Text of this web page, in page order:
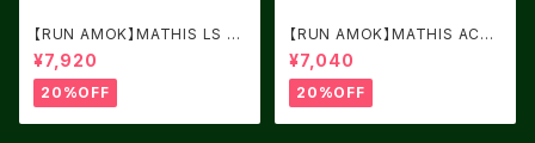
【RUN AMOK】MATHIS LS B
LACK FJORD
¥7,920
20%OFF
【RUN AMOK】MATHIS ACTI
VE SS CHARCOAL
¥7,040
20%OFF